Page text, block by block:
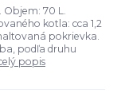
70 L.
kotla: cca 1,2
pokrievka.
podľa druhu
popis